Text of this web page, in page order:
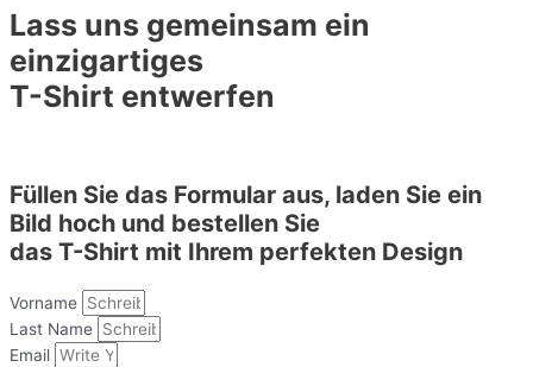
Lass uns gemeinsam ein
einzigartiges
T-Shirt entwerfen
Füllen Sie das Formular aus, laden Sie ein
Bild hoch und bestellen Sie
das T-Shirt mit Ihrem perfekten Design
Vorname
Last Name
Email